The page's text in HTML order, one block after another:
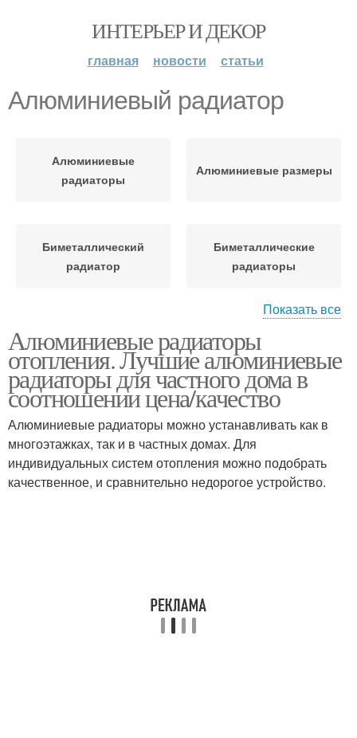
ИНТЕРЬЕР И ДЕКОР
главная новости статьи
Алюминиевый радиатор
Алюминиевые
радиаторы
Алюминиевые размеры
Биметаллический
радиатор
Биметаллические
радиаторы
соотношении
Показать все
Алюминиевые радиаторы
отопления. Лучшие алюминиевые
радиаторы для частного дома в
соотношении цена/качество
Алюминиевые радиаторы можно устанавливать как в
многоэтажках, так и в частных домах. Для
индивидуальных систем отопления можно подобрать
качественное, и сравнительно недорогое устройство.